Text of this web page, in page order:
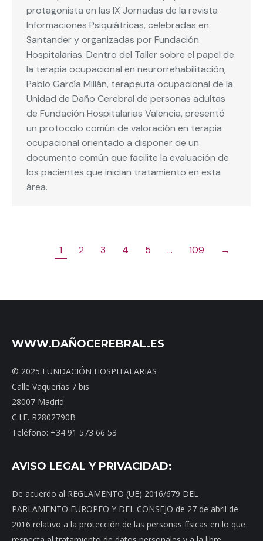
protagonista en las IX Jornadas de la revista
Informaciones Psiquiátricas, celebradas en
Santander y organizadas por Fundación
Hospitalarias. Dentro del Taller sobre el papel de
la terapia ocupacional en neurorrehabilitación,
Pablo García Millán, terapeuta ocupacional de la
Unidad de Daño Cerebral de personas adultas
de Fundación Hospitalarias Valencia, presentó
un protocolo común de valoración en terapia
ocupacional orientado a disponer de un
documento común que facilite la evaluación de
los pacientes que inician tratamiento en esta
área.
1 2 3 4 5 … 109 →
WWW.DAÑOCEREBRAL.ES
© 2025 FUNDACIÓN HOSPITALARIAS
Calle Vaquerías 7 bis
28007 Madrid
C.I.F. R2802790B
Teléfono: +34 91 573 66 53
AVISO LEGAL Y PRIVACIDAD:
De acuerdo al REGLAMENTO (UE) 2016/679 DEL
PARLAMENTO EUROPEO Y DEL CONSEJO de 27 de abril de
2016 relativo a la protección de las personas físicas en lo que